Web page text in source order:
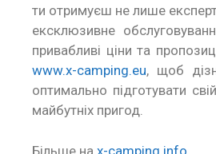
ти отримуєш не лише
ексклюзивне
привабливі ціни та
www.x-camping.eu, щоб
оптимально підготувати
майбутніх пригод.
Більше на x-camping.info